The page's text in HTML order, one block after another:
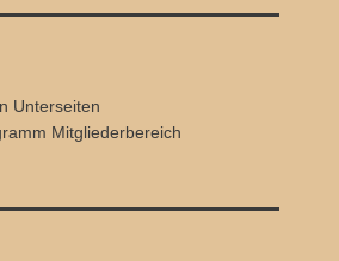
Unterseiten
Mitgliederbereich